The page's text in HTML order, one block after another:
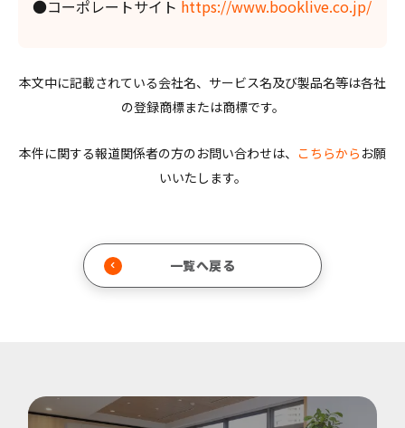
●コーポレートサイト https://www.booklive.co.jp/
本文中に記載されている会社名、サービス名及び製品名等は各社
の登録商標または商標です。
本件に関する報道関係者の方のお問い合わせは、 こちらから お願
いいたします。
一覧へ戻る